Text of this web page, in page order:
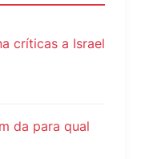
críticas a Israel
da para qual